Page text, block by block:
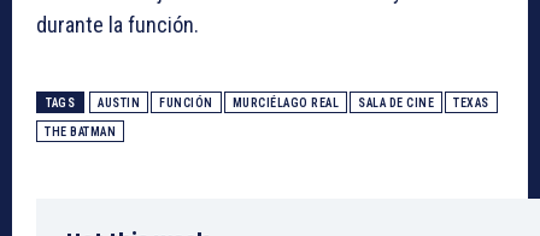
durante la función.
TAGS AUSTIN FUNCIÓN MURCIÉLAGO REAL SALA DE CINE TEXAS
THE BATMAN